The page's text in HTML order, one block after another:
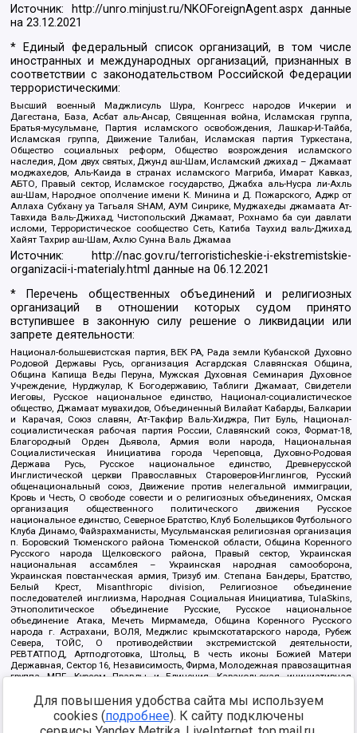
Источник: http://unro.minjust.ru/NKOForeignAgent.aspxданные
на23.12.2021
* Единый федеральный список организаций, в том числе
иностранных и международных организаций, признанных в
соответствии с законодательством Российской Федерации
террористическими:
Высший военный Маджлисуль Шура, Конгресс народов Ичкерии и
Дагестана, База, Асбат аль-Ансар, Священная война, Исламская группа,
Братья-мусульмане, Партия исламского освобождения, Лашкар-И-Тайба,
Исламская группа, Движение Талибан, Исламская партия Туркестана,
Общество социальных реформ, Общество возрождения исламского
наследия, Дом двух святых, Джунд аш-Шам, Исламский джихад – Джамаат
моджахедов, Аль-Каида в странах исламского Магриба, Имарат Кавказ,
АБТО, Правый сектор, Исламское государство, Джабха аль-Нусра ли-Ахль
аш-Шам, Народное ополчение имени К. Минина и Д. Пожарского, Аджр от
Аллаха Субхану уа Тагьаля SHAM, АУМ Синрике, Муджахеды джамаата Ат-
Тавхида Валь-Джихад, Чистопольский Джамаат, Рохнамо ба суи давлати
исломи, Террористическое сообщество Сеть, Катиба Таухид валь-Джихад,
Хайят Тахрир аш-Шам, Ахлю Сунна Валь Джамаа
Источник:
http://nac.gov.ru/terroristicheskie-i-ekstremistskie-
organizacii-i-materialy.html данные на06.12.2021
* Перечень общественных объединений и религиозных
организаций в отношении которых судом принято
вступившее в законную силу решение о ликвидации или
запрете деятельности:
Национал-большевистская партия, ВЕК РА, Рада земли Кубанской Духовно
Родовой Державы Русь, организация Асгардская Славянская Община,
Община Капища Веды Перуна, Мужская Духовная Семинария Духовное
Учреждение, Нурджулар, К Богодержавию, Таблиги Джамаат, Свидетели
Иеговы, Русское национальное единство, Национал-социалистическое
общество, Джамаат мувахидов, Объединенный Вилайат Кабарды, Балкарии
и Карачая, Союз славян, Ат-Такфир Валь-Хиджра, Пит Буль, Национал-
социалистическая рабочая партия России, Славянский союз, Формат-18,
Благородный Орден Дьявола, Армия воли народа, Национальная
Социалистическая Инициатива города Череповца, Духовно-Родовая
Держава Русь, Русское национальное единство, Древнерусской
Инглистической церкви Православных Староверов-Инглингов, Русский
общенациональный союз, Движение против нелегальной иммиграции,
Кровь и Честь, О свободе совести и о религиозных объединениях, Омская
организация общественного политического движения Русское
национальное единство, Северное Братство, Клуб Болельщиков Футбольного
Клуба Динамо, Файзрахманисты, Мусульманская религиозная организация
п. Боровский Тюменского района Тюменской области, Община Коренного
Русского народа Щелковского района, Правый сектор, Украинская
национальная ассамблея – Украинская народная самооборона,
Украинская повстанческая армия, Тризуб им. Степана Бандеры, Братство,
Белый Крест, Misanthropic division, Религиозное объединение
последователей инглиизма, Народная Социальная Инициатива, TulaSkins,
Этнополитическое объединение Русские, Русское национальное
объединение Атака, Мечеть Мирмамеда, Община Коренного Русского
народа г. Астрахани, ВОЛЯ, Меджлис крымскотатарского народа, Рубеж
Севера, ТОЙС, О противодействии экстремистской деятельности,
РЕВТАТПОД, Артподготовка, Штольц, В честь иконы Божией Матери
Державная, Сектор 16, Независимость, Фирма, Молодежная правозащитная
группа МПГ, Курсом Правды и Единения, Каракольская инициативная
Благотворительный пансионат Ак Умут, Русская республика Русь,
Арестантское уголовное единство, Башкорт, Нация и свобода, W.H.С., Фалунь
Дафа, Иртыш Ultras, Русский Патриотический клуб-Новокузнецк/РПК,
Для повышения удобства сайта мы используем
cookies (подробнее). К сайту подключены